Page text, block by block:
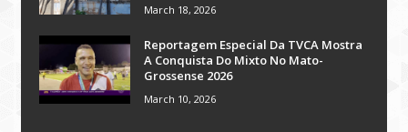
March 18, 2026
Reportagem Especial Da TVCA Mostra
A Conquista Do Mixto No Mato-
Grossense 2026
March 10, 2026